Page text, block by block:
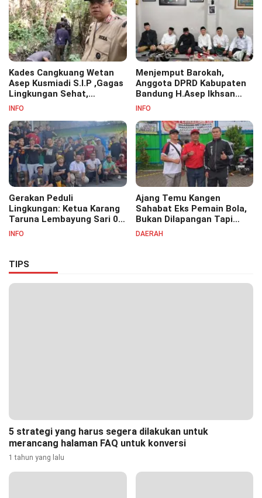
Kades Cangkuang Wetan
Asep Kusmiadi S.I.P ,Gagas
Lingkungan Sehat,
Bersihkan Saluran Air di RW
INFO
Menjemput Barokah,
Anggota DPRD Kabupaten
Bandung H.Asep Ikhsan
S.Pd.M.M Hadiri Haul Akbar
Pesantren Cipasung.
INFO
Gerakan Peduli
Lingkungan: Ketua Karang
Taruna Lembayung Sari 09
Irvan Permana Ajak
INFO
Ajang Temu Kangen
Sahabat Eks Pemain Bola,
Bukan Dilapangan Tapi
Ditongkrongan
DAERAH
TIPS
5 strategi yang harus segera dilakukan untuk
merancang halaman FAQ untuk konversi
1 tahun yang lalu